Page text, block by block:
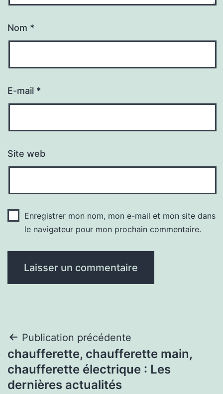
Nom *
E-mail *
Site web
Enregistrer mon nom, mon e-mail et mon site dans
le navigateur pour mon prochain commentaire.
Navigation
de
l’article
Publication précédente
chaufferette, chaufferette main,
chaufferette électrique : Les
dernières actualités